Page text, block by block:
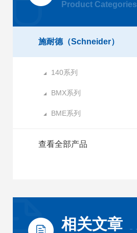
Product Categories
施耐德（Schneider）
140系列
BMX系列
BME系列
查看全部产品
相关文章